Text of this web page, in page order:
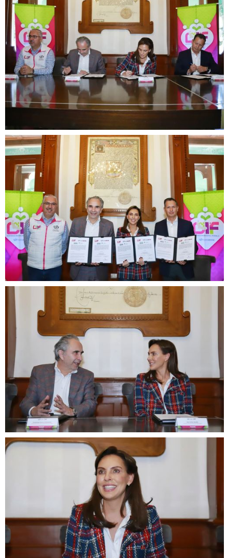
Avenida Acueducto 2100, Interior 5-D
Colonia Colinas de San Javier